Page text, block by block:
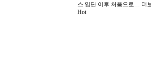
스 입단 이후 처음으로… 더
Hot